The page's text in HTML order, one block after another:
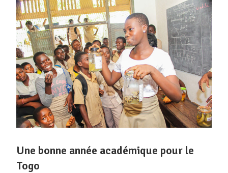
Une bonne année académique pour le
Togo